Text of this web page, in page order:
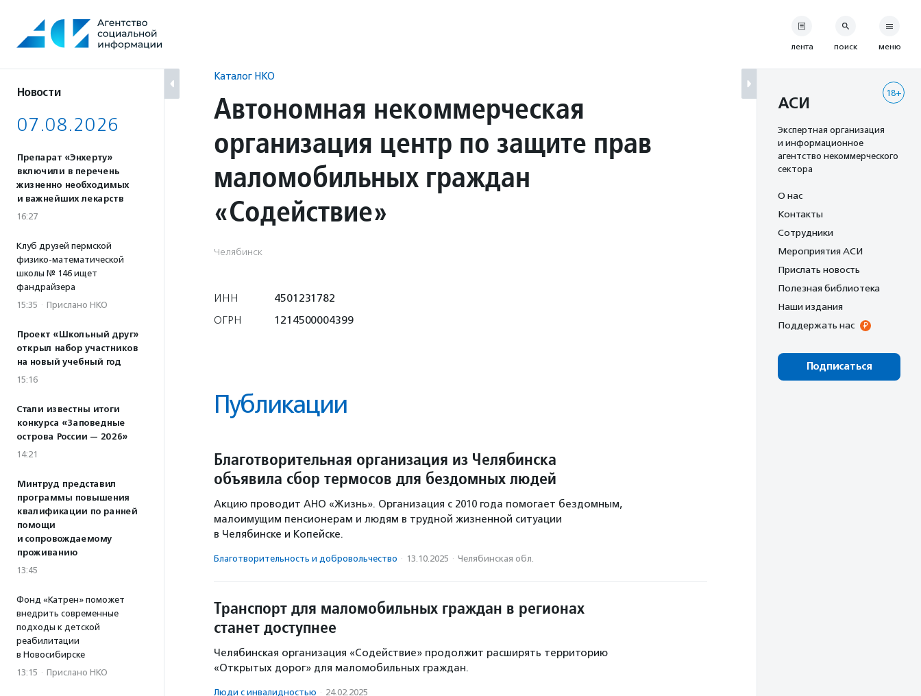
содержанию
Новости
07.08.2026
Препарат «Энхерту»
включили в перечень
жизненно необходимых
и важнейших лекарств
16:27
Клуб друзей пермской
физико-математической
школы № 146 ищет
фандрайзера
15:35 · Прислано НКО
Проект «Школьный друг»
открыл набор участников
на новый учебный год
15:16
Стали известны итоги
конкурса «Заповедные
острова России — 2026»
14:21
Минтруд представил
программы повышения
квалификации по ранней
помощи
и сопровождаемому
проживанию
13:45
Фонд «Катрен» поможет
внедрить современные
подходы к детской
реабилитации
в Новосибирске
13:15 · Прислано НКО
Каталог НКО
Автономная некоммерческая
организация центр по защите прав
маломобильных граждан
«Содействие»
Челябинск
ИНН
4501231782
ОГРН
1214500004399
Публикации
Благотворительная организация из Челябинска
объявила сбор термосов для бездомных людей
Акцию проводит АНО «Жизнь». Организация с 2010 года помогает бездомным,
малоимущим пенсионерам и людям в трудной жизненной ситуации
в Челябинске и Копейске.
Благотвори­тель­ность и доброволь­чест­во · 13.10.2025 · Челябинская обл.
Транспорт для маломобильных граждан в регионах
станет доступнее
Челябинская организация «Содействие» продолжит расширять территорию
«Открытых дорог» для маломобильных граждан.
Люди с инвалидностью · 24.02.2025
лента поиск меню
18+
АСИ
Экспертная организация
и информационное
агентство некоммерческого
сектора
О нас
Контакты
Сотрудники
Мероприятия АСИ
Прислать новость
Полезная библиотека
Наши издания
Поддержать нас
Подписаться